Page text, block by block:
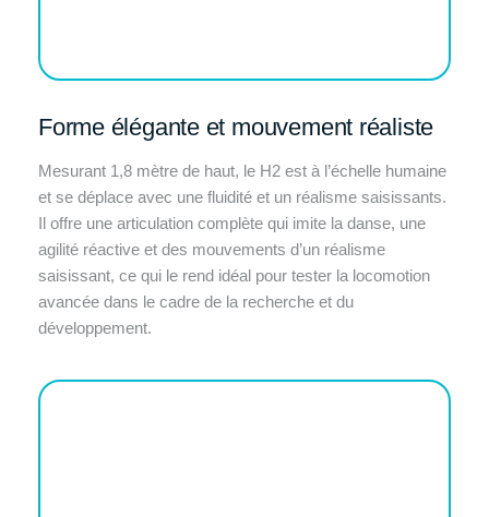
Forme élégante et mouvement réaliste
Mesurant 1,8 mètre de haut, le H2 est à l’échelle humaine
et se déplace avec une fluidité et un réalisme saisissants.
Il offre une articulation complète qui imite la danse, une
agilité réactive et des mouvements d’un réalisme
saisissant, ce qui le rend idéal pour tester la locomotion
avancée dans le cadre de la recherche et du
développement.